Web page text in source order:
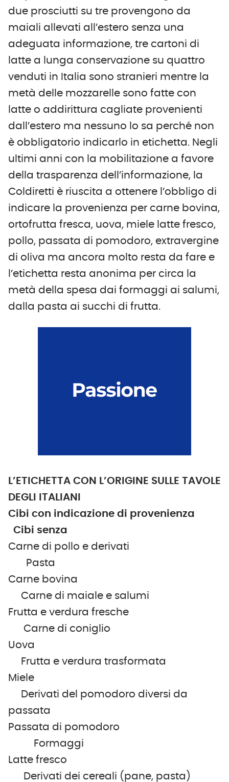
due prosciutti su tre provengono da
maiali allevati all’estero senza una
adeguata informazione, tre cartoni di
latte a lunga conservazione su quattro
venduti in Italia sono stranieri mentre la
metà delle mozzarelle sono fatte con
latte o addirittura cagliate provenienti
dall’estero ma nessuno lo sa perché non
è obbligatorio indicarlo in etichetta. Negli
ultimi anni con la mobilitazione a favore
della trasparenza dell’informazione, la
Coldiretti è riuscita a ottenere l’obbligo di
indicare la provenienza per carne bovina,
ortofrutta fresca, uova, miele latte fresco,
pollo, passata di pomodoro, extravergine
di oliva ma ancora molto resta da fare e
l’etichetta resta anonima per circa la
metà della spesa dai formaggi ai salumi,
dalla pasta ai succhi di frutta.
L’ETICHETTA CON L’ORIGINE SULLE TAVOLE
DEGLI ITALIANI
Cibi con indicazione di provenienza
Cibi senza
Carne di pollo e derivati
Pasta
Carne bovina
Carne di maiale e salumi
Frutta e verdura fresche
Carne di coniglio
Uova
Frutta e verdura trasformata
Miele
Derivati del pomodoro diversi da
passata
Passata di pomodoro
Formaggi
Latte fresco
Derivati dei cereali (pane, pasta)